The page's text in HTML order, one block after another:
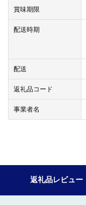
賞味期限
配送時期
配送
返礼品コード
事業者名
返礼品レビュー